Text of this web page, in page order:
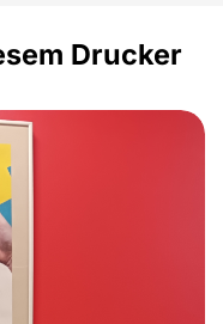
Drucker